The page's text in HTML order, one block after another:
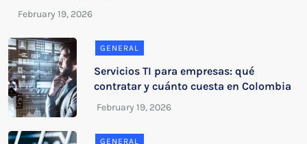
GENERAL
Servicios TI para empresas: qué
contratar y cuánto cuesta en Colombia
GENERAL